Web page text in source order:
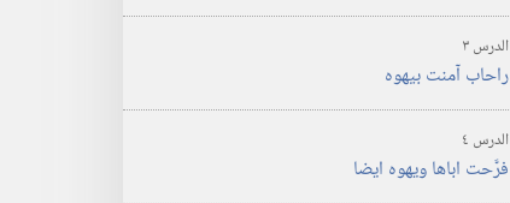
الدرس ‏٣‏
راحاب آمنت بيهوه
الدرس ‏٤‏
فرَّحت اباها ويهوه ايضا